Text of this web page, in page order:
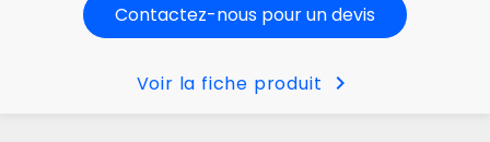
Contactez-nous pour un devis
Voir la fiche produit chevron_right